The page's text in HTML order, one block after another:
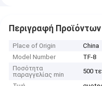
Περιγραφή Προϊόντων
Place of Origin
China
Model Number
TF-8
Ποσότητα
παραγγελίας min
500